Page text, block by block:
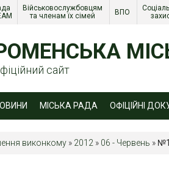
Військовослужбовцям
та членам їх сімей
ВПО
сайт
МІСЬКА РАДА ОФІЦІЙНІ
виконкому » 2012 » 06 - Червень »